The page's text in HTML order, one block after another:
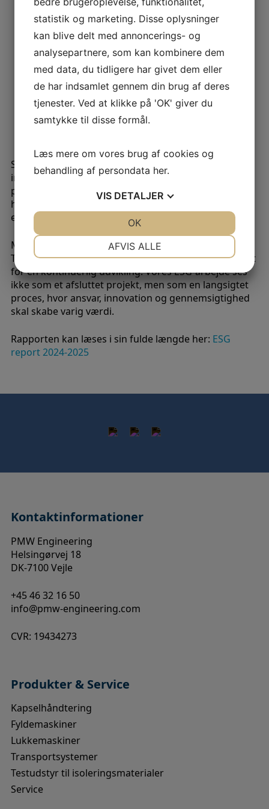
alt af virksomhedens affald i 2024/2025 er sendt
til genbrug eller genanvendelse.
Ingen arbejdsulykker, ulykker eller dødsfald
registreret i det forgangne år.
Fokus på inklusion og langsigtede ansættelser,
hvor 96% af medarbejderne er dækket af
Samtidig viser rapporten ambitionen om at løfte
indsatsen yderligere i de kommende år. Blandt de
planlagte initiativer er installation af ladestandere på
hovedkontoret samt gradvis udskiftning til mere
energieffektive apparater.
Med denne første ESG-rapport lægger Jesma
Technology Group og PMW Engineering fundamentet
for en kontinuerlig udvikling. Vores ESG-arbejde ses
ikke som et afsluttet projekt, men som en langsigtet
proces, hvor ansvar, innovation og gennemsigtighed
skal skabe varig værdi.
Rapporten kan læses i sin fulde længde her: ESG
report 2024-2025
Kontaktinformationer
PMW Engineering
Helsingørvej 18
DK-7100 Vejle
+45 46 32 16 50
info@pmw-engineering.com
CVR: 19434273
Produkter & Service
Kapselhåndtering
Fyldemaskiner
Lukkemaskiner
Transportsystemer
Testudstyr til isoleringsmaterialer
Service
statistik og marketing. Disse oplysninger
kan blive delt med annoncerings- og
analysepartnere, som kan kombinere dem
med data, du tidligere har givet dem eller
de har indsamlet gennem din brug af deres
tjenester. Ved at klikke på 'OK' giver du
samtykke til disse formål.
Læs mere om vores brug af cookies og
behandling af persondata her.
VIS DETALJER
MARKETING STATISTIK
AFVIS ALLE
OK